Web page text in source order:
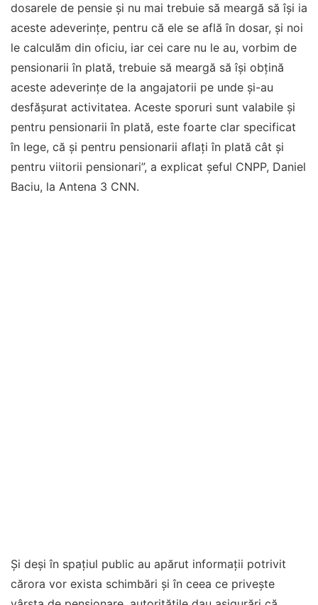
dosarele de pensie și nu mai trebuie să meargă să își ia
aceste adeverințe, pentru că ele se află în dosar, și noi
le calculăm din oficiu, iar cei care nu le au, vorbim de
pensionarii în plată, trebuie să meargă să își obțină
aceste adeverințe de la angajatorii pe unde și-au
desfășurat activitatea. Aceste sporuri sunt valabile și
pentru pensionarii în plată, este foarte clar specificat
în lege, că și pentru pensionarii aflați în plată cât și
pentru viitorii pensionari”, a explicat șeful CNPP, Daniel
Baciu, la Antena 3 CNN.
Și deși în spațiul public au apărut informații potrivit
cărora vor exista schimbări și în ceea ce privește